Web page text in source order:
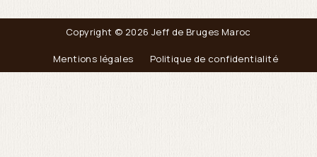
Copyright © 2026 Jeff de Bruges Maroc
Mentions légales Politique de confidentialité